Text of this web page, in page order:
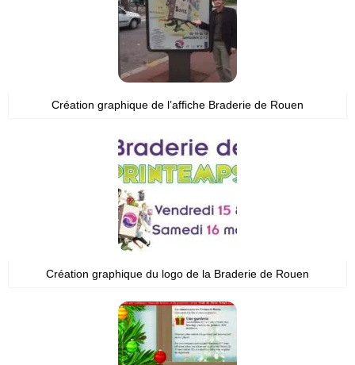
Création graphique de l’affiche Braderie de Rouen
Création graphique du logo de la Braderie de Rouen